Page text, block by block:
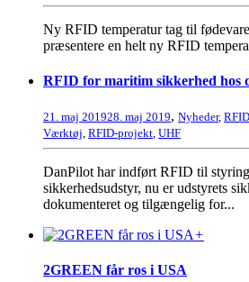
Ny RFID temperatur tag til
præsentere en helt ny RFID
RFID for maritim sikkerhed hos
21. maj 201928. maj 2019, Nyheder,
Værktøj, RFID-projekt, UHF
DanPilot har indført RFID til
sikkerhedsudstyr, nu er udstyrets
dokumenteret og tilgængelig for...
+
2GREEN får ros i USA